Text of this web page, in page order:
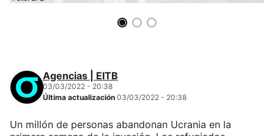
Agencias | EITB
03/03/2022 - 20:38
Última actualización 03/03/2022 - 20:38
Un millón de personas abandonan Ucrania en la